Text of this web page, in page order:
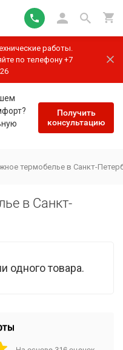
работы.
по телефону +7
Получить
консультацию
термобелье в Санкт-
в Санкт-
одного товара.